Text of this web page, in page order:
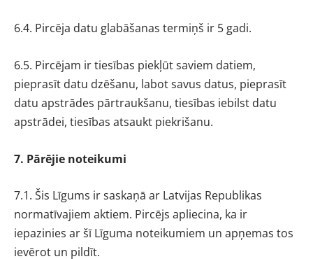
6.4. Pircēja datu glabāšanas termiņš ir 5 gadi.
6.5. Pircējam ir tiesības piekļūt saviem datiem,
pieprasīt datu dzēšanu, labot savus datus, pieprasīt
datu apstrādes pārtraukšanu, tiesības iebilst datu
apstrādei, tiesības atsaukt piekrišanu.
7. Pārējie noteikumi
7.1. Šis Līgums ir saskaņā ar Latvijas Republikas
normatīvajiem aktiem. Pircējs apliecina, ka ir
iepazinies ar šī Līguma noteikumiem un apņemas tos
ievērot un pildīt.